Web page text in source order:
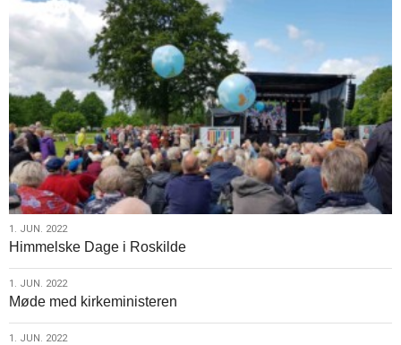
1.
jun.
2022
1. JUN. 2022
Himmelske Dage i Roskilde
1.
jun.
2022
1. JUN. 2022
Møde med kirkeministeren
1.
1. JUN. 2022